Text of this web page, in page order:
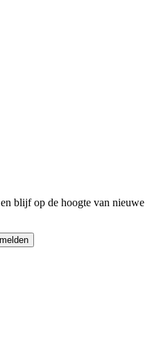
blijf op de hoogte van nieuwe